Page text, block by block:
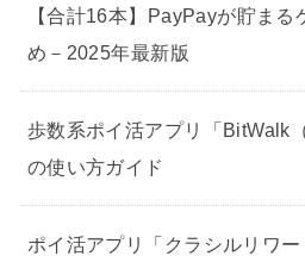
【合計16本】PayPayが貯まる
め－2025年最新版
歩数系ポイ活アプリ「BitWalk
の使い方ガイド
ポイ活アプリ「クラシルリワ